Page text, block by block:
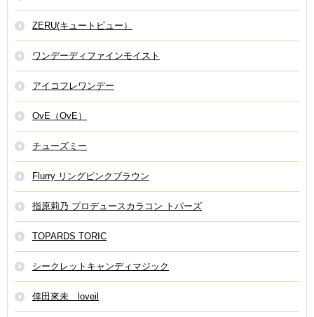
ZERU(キュートビュー）
ワンデーディファインモイスト
アイコフレワンデー
OvE（OvE）
チューズミー
Flurry リングピンクブラウン
指原莉乃 プロデュースカラコン トパーズ
TOPARDS TORIC
シークレットキャンディマジック
倖田來未 loveil